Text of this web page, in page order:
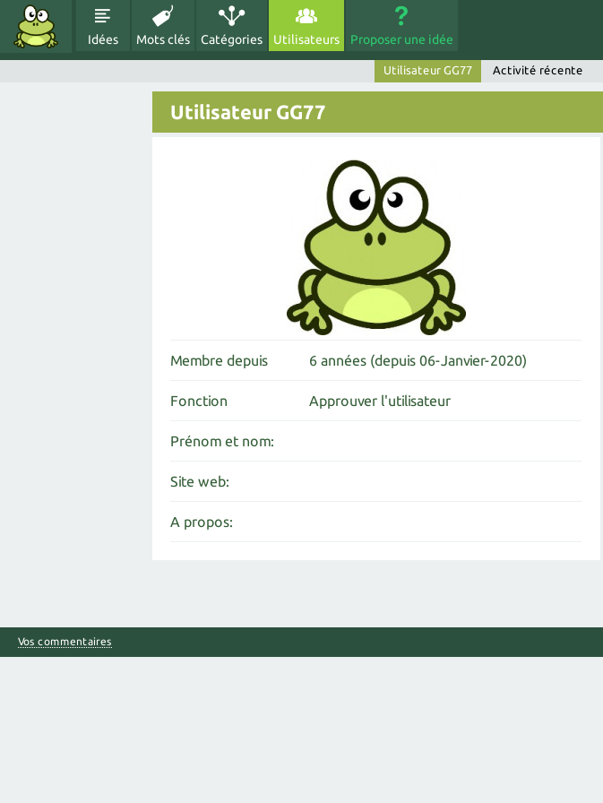
Idées Mots clés Catégories Utilisateurs Proposer une idée
Utilisateur GG77 Activité récente
Utilisateur GG77
Membre depuis 6 années (depuis 06-Janvier-2020)
Fonction Approuver l'utilisateur
Prénom et nom:
Site web:
A propos:
Vos commentaires